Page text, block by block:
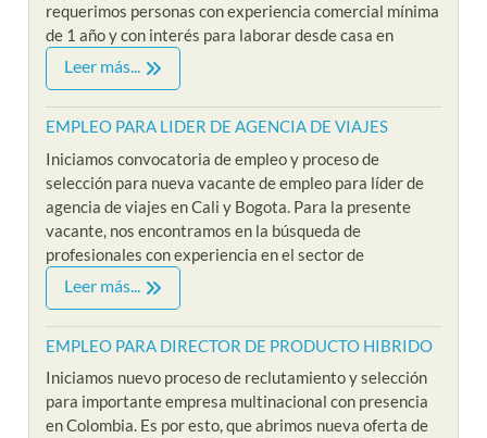
requerimos personas con experiencia comercial mínima
de 1 año y con interés para laborar desde casa en
Leer más...
EMPLEO PARA LIDER DE AGENCIA DE VIAJES
Iniciamos convocatoria de empleo y proceso de
selección para nueva vacante de empleo para líder de
agencia de viajes en Cali y Bogota. Para la presente
vacante, nos encontramos en la búsqueda de
profesionales con experiencia en el sector de
Leer más...
EMPLEO PARA DIRECTOR DE PRODUCTO HIBRIDO
Iniciamos nuevo proceso de reclutamiento y selección
para importante empresa multinacional con presencia
en Colombia. Es por esto, que abrimos nueva oferta de